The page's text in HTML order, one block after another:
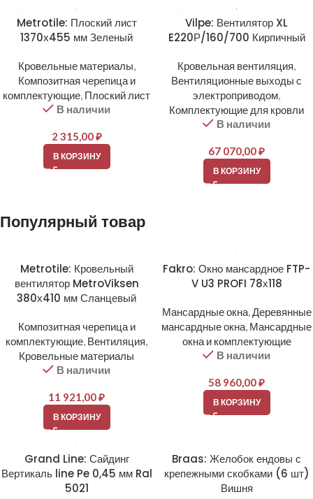
Metrotile: Плоский лист
1370х455 мм Зеленый
Кровельные материалы,
Композитная черепица и
комплектующие, Плоский лист
В наличии
2 315,00₽
В КОРЗИНУ
Vilpe: Вентилятор XL
E220Р/160/700 Кирпичный
Кровельная вентиляция,
Вентиляционные выходы с
электроприводом,
Комплектующие для кровли
В наличии
67 070,00₽
В КОРЗИНУ
Популярный товар
Metrotile: Кровельный
вентилятор MetroViksen
380х410 мм Сланцевый
Композитная черепица и
комплектующие, Вентиляция,
Кровельные материалы
В наличии
11 921,00₽
В КОРЗИНУ
Fakro: Окно мансардное FTP-
V U3 PROFI 78х118
Мансардные окна,Деревянные
мансардные окна, Мансардные
окна и комплектующие
В наличии
58 960,00₽
В КОРЗИНУ
Grand Line: Сайдинг
Вертикаль line Pe 0,45 мм Ral
5021
Braas: Желобок ендовы с
крепежными скобками (6 шт)
Вишня